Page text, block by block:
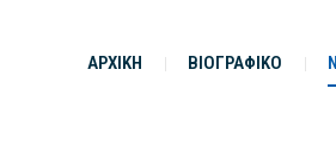
ΑΡΧΙΚΗ ΒΙΟΓΡΑΦΙΚΟ